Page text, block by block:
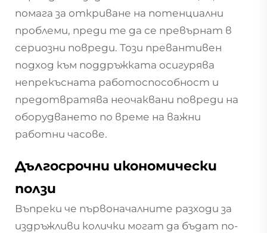
помага за откриване на потенциални
проблеми, преди те да се превърнат в
сериозни повреди. Този превантивен
подход към поддръжката осигурява
непрекъсната работоспособност и
предотвратява неочаквани повреди на
оборудването по време на важни
работни часове.
Дългосрочни икономически
ползи
Въпреки че първоначалните разходи за
издръжливи колички могат да бъдат по-